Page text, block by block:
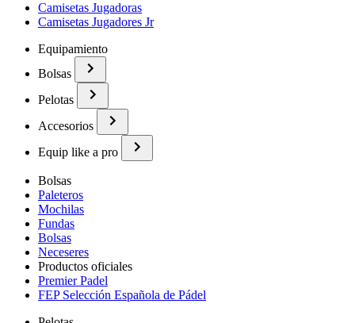
Camisetas Jugadoras
Camisetas Jugadores Jr
Equipamiento
Bolsas
Pelotas
Accesorios
Equip like a pro
Bolsas
Paleteros
Mochilas
Fundas
Bolsas
Neceseres
Productos oficiales
Premier Padel
FEP Selección Española de Pádel